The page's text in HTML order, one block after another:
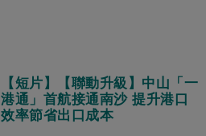
【短片】【聯動升級】中山「一
港通」首航接通南沙 提升港口
效率節省出口成本